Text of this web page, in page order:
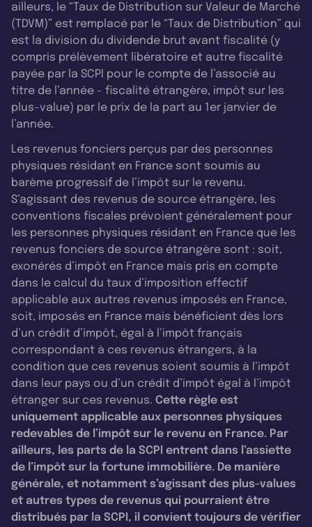
ailleurs, le “Taux de Distribution sur Valeur de Marché
(TDVM)” est remplacé par le “Taux de Distribution” qui
est la division du dividende brut avant fiscalité (y
compris prélèvement libératoire et autre fiscalité
payée par la SCPI pour le compte de l’associé au
titre de l’année - fiscalité étrangère, impôt sur les
plus-value) par le prix de la part au 1er janvier de
l’année.
Les revenus fonciers perçus par des personnes
physiques résidant en France sont soumis au
barème progressif de l’impôt sur le revenu.
S’agissant des revenus de source étrangère, les
conventions fiscales prévoient généralement pour
les personnes physiques résidant en France que les
revenus fonciers de source étrangère sont : soit,
exonérés d’impôt en France mais pris en compte
dans le calcul du taux d’imposition effectif
applicable aux autres revenus imposés en France,
soit, imposés en France mais bénéficient dès lors
d’un crédit d’impôt, égal à l’impôt français
correspondant à ces revenus étrangers, à la
condition que ces revenus soient soumis à l’impôt
dans leur pays ou d’un crédit d’impôt égal à l’impôt
étranger sur ces revenus. Cette règle est
uniquement applicable aux personnes physiques
redevables de l’impôt sur le revenu en France. Par
ailleurs, les parts de la SCPI entrent dans l’assiette
de l’impôt sur la fortune immobilière. De manière
générale, et notamment s’agissant des plus-values
et autres types de revenus qui pourraient être
distribués par la SCPI, il convient toujours de vérifier